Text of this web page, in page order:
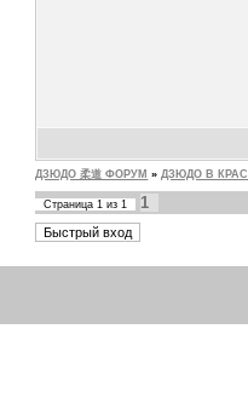
ДЗЮДО 柔道 ФОРУМ » ДЗЮДО В
Страница1 из1 1